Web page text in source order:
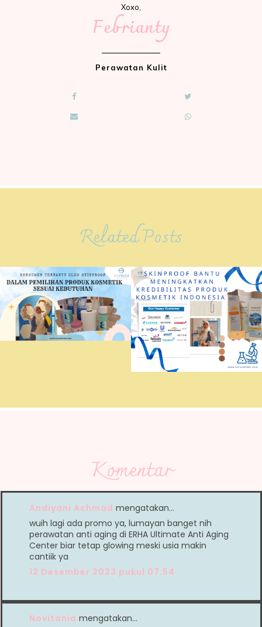
Xoxo,
Febrianty
Perawatan Kulit
Related Posts
Komentar
Andiyani Achmad mengatakan…
wuih lagi ada promo ya, lumayan banget nih
perawatan anti aging di ERHA Ultimate Anti Aging
Center biar tetap glowing meski usia makin
cantiik ya
12 Desember 2023 pukul 07.54
Novitania mengatakan…